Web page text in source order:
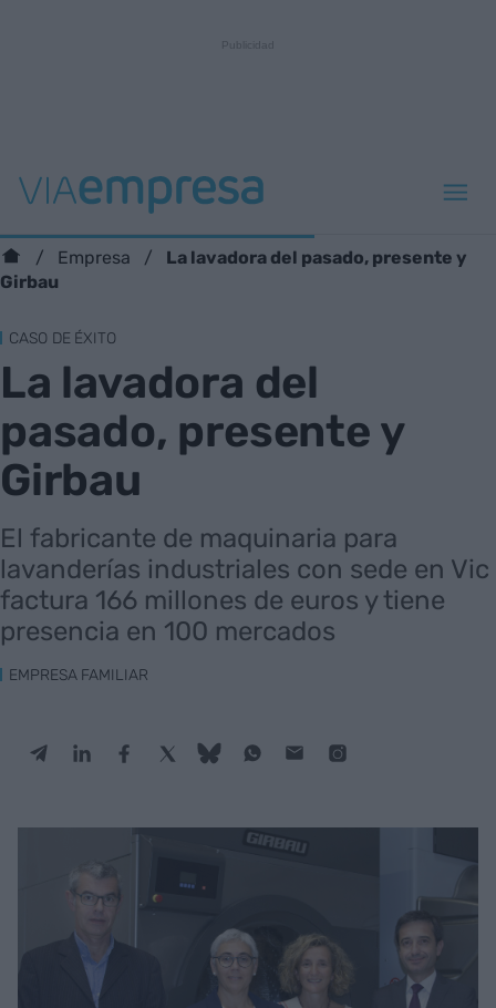
Empresa
La lavadora del pasado, presente y
Girbau
CASO DE ÉXITO
La lavadora del
pasado, presente y
Girbau
El fabricante de maquinaria para
lavanderías industriales con sede en Vic
factura 166 millones de euros y tiene
presencia en 100 mercados
EMPRESA FAMILIAR